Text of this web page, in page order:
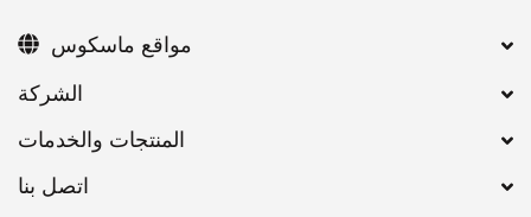
اتصل بنا
مواقع ماسكوس